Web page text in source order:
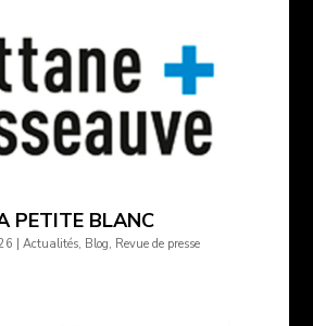
PETITE BLANC
| Actualités, Blog, Revue de presse